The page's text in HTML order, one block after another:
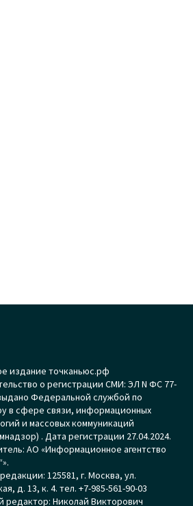
издание точканьюс.рф
о регистрации СМИ: ЭЛ N ФС 77-
Федеральной службой по
в сфере связи, информационных
и массовых коммуникаций
. Дата регистрации 27.04.2024.
АО «Информационное агентство
125581, г. Москва, ул.
д. 13, к. 4. тел. +7-985-561-90-03
редактор: Николай Викторович